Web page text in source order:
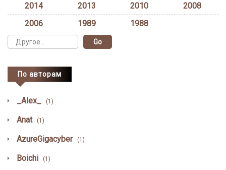
2014
2013 2010
2008
2006
1989 1988
По авторам
_Alex_ (1)
Anat (1)
AzureGigacyber (1)
Boichi (1)